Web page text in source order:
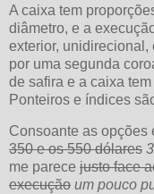
A caixa tem
diâmetro, e a
exterior, unidirecional,
por uma segunda
de safira e a caixa
Ponteiros e índices
Consoante as opções
350 e os 550 dólares
me parece justo face
execução um pouco